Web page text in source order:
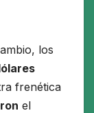
los
frenética
el